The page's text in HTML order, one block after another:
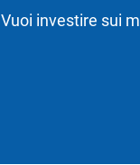
Vuoi investire sui